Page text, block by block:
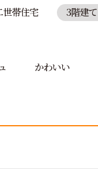
世帯住宅 3階建て
かわいい